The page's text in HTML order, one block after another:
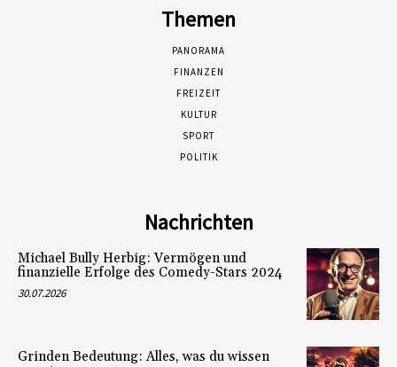
Themen
PANORAMA
FINANZEN
FREIZEIT
KULTUR
SPORT
POLITIK
Nachrichten
Michael Bully Herbig: Vermögen und
finanzielle Erfolge des Comedy-Stars 2024
30.07.2026
Grinden Bedeutung: Alles, was du wissen